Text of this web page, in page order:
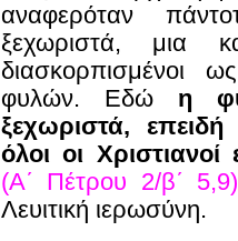
αναφερόταν
ξεχωριστά, μια
διασκορπισμένοι
φυλών. Εδώ η
ξεχωριστά,
όλοι οι Χριστιανοί
(Α΄ Πέτρου 2/β΄
Λευιτική ιερωσύνη.